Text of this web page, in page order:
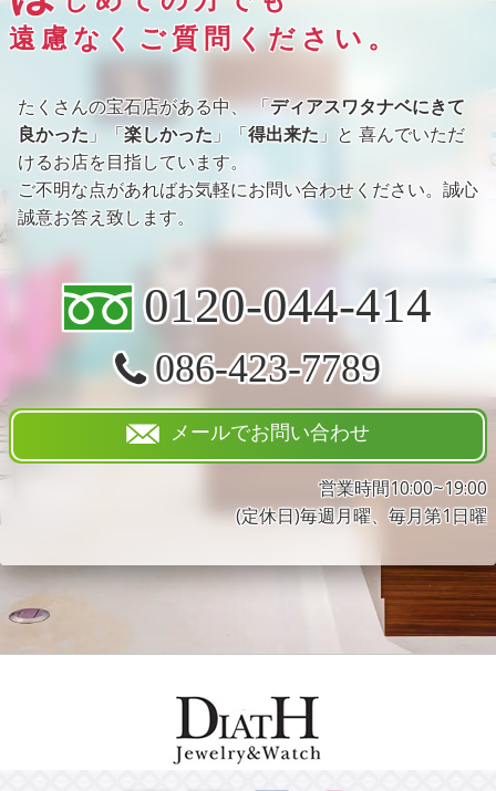
遠慮なくご質問ください。
たくさんの宝石店がある中、 「ディアスワタナベにきて
良かった」「楽しかった 」「得出来た 」と 喜んでいただ
けるお店を目指しています。
ご不明な点があればお気軽にお問い合わせください。誠心
誠意お答え致します。
0120-044-414
086-423-7789
メールでお問い合わせ
営業時間10:00~19:00
(定休日)毎週月曜、毎月第1日曜